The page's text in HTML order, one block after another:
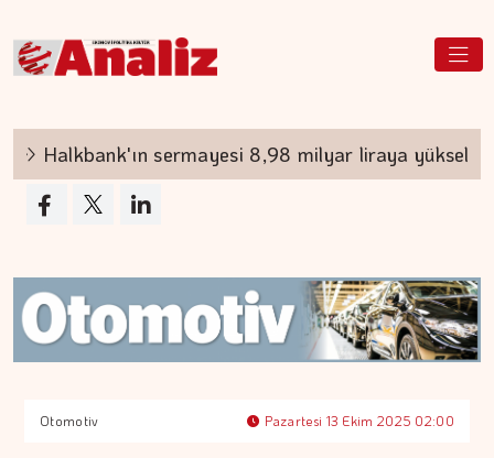
Halkbank'ın sermayesi 8,98 milyar liraya
Otomotiv Pazartesi 13 Ekim 2025 02:00